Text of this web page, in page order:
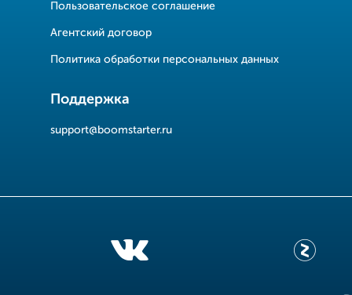
Пользовательское соглашение
Агентский договор
Политика обработки персональных данных
Поддержка
support@boomstarter.ru